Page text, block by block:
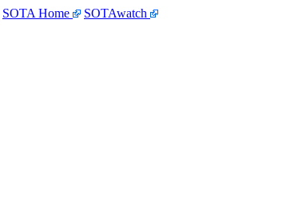
SOTA Home SOTAwatch